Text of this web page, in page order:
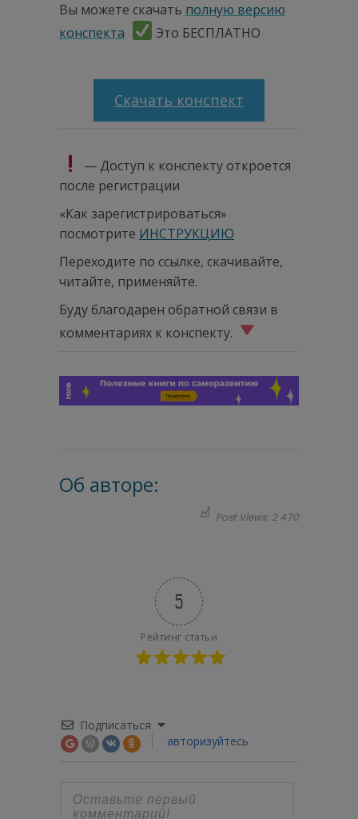
Вы можете скачать полную версию
конспекта
Это БЕСПЛАТНО
Скачать конспект
— Доступ к конспекту откроется
после регистрации
«Как зарегистрироваться»
посмотрите ИНСТРУКЦИЮ
Переходите по ссылке, скачивайте,
читайте, применяйте.
Буду благодарен обратной связи в
комментариях к конспекту.
Об авторе:
Post Views: 2 470
5
Рейтинг статьи
Подписаться
авторизуйтесь